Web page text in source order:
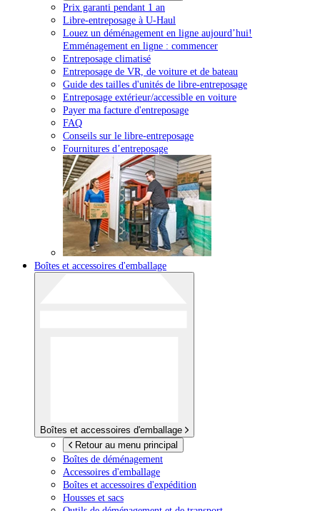
Prix garanti pendant 1 an
Libre-entreposage à U-Haul
Louez un déménagement en ligne aujourd’hui!
Emménagement en ligne : commencer
Entreposage climatisé
Entreposage de VR, de voiture et de bateau
Guide des tailles d'unités de libre-entreposage
Entreposage extérieur/accessible en voiture
Payer ma facture d'entreposage
FAQ
Conseils sur le libre-entreposage
Fournitures d’entreposage
Boîtes et accessoires d'emballage
Boîtes et accessoires d'emballage
Retour au menu principal
Boîtes de déménagement
Accessoires d'emballage
Boîtes et accessoires d'expédition
Housses et sacs